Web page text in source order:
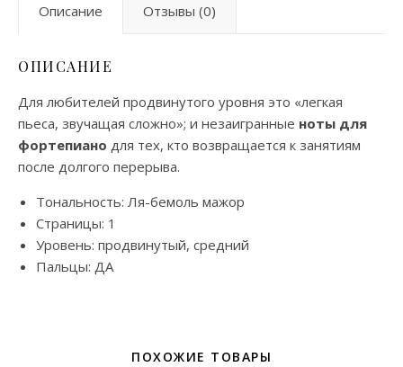
Описание Отзывы (0)
ОПИСАНИЕ
Для любителей продвинутого уровня это «легкая
пьеса, звучащая сложно»; и незаигранные ноты для
фортепиано для тех, кто возвращается к занятиям
после долгого перерыва.
Тональность: Ля-бемоль мажор
Страницы: 1
Уровень: продвинутый, средний
Пальцы: ДА
ПОХОЖИЕ ТОВАРЫ